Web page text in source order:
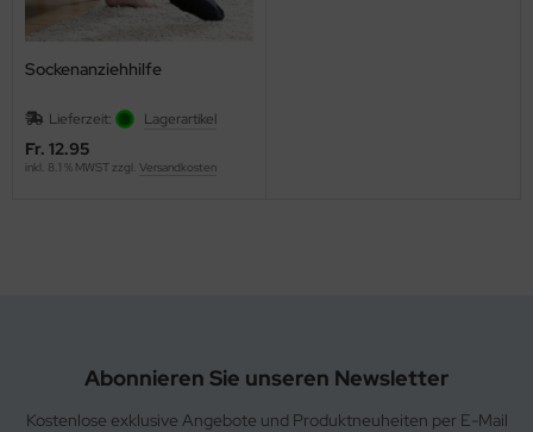
Sockenanziehhilfe
Lieferzeit: Lagerartikel
Fr. 12.95
inkl. 8.1 % MWST zzgl. Versandkosten
Abonnieren Sie unseren Newsletter
Kostenlose exklusive Angebote und Produktneuheiten per E-Mail